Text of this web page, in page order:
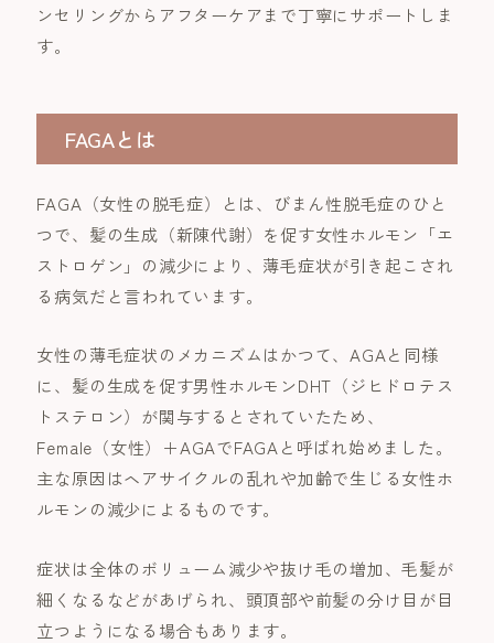
ンセリングからアフターケアまで丁寧にサポートしま
す。
FAGAとは
FAGA（女性の脱毛症）とは、びまん性脱毛症のひと
つで、髪の生成（新陳代謝）を促す女性ホルモン「エ
ストロゲン」の減少により、薄毛症状が引き起こされ
る病気だと言われています。
女性の薄毛症状のメカニズムはかつて、AGAと同様
に、髪の生成を促す男性ホルモンDHT（ジヒドロテス
トステロン）が関与するとされていたため、
Female（女性）＋AGAでFAGAと呼ばれ始めました。
主な原因はヘアサイクルの乱れや加齢で生じる女性ホ
ルモンの減少によるものです。
症状は全体のボリューム減少や抜け毛の増加、毛髪が
細くなるなどがあげられ、頭頂部や前髪の分け目が目
立つようになる場合もあります。